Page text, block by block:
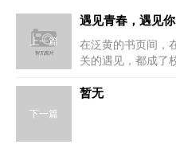
上一篇
遇见青春，遇见
在泛黄的书页间，
关的遇见，都成了
下一篇
暂无